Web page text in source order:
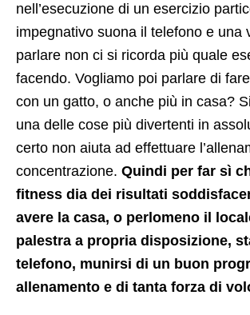
nell’esecuzione di un esercizio
impegnativo suona il telefono e una
parlare non ci si ricorda più quale
facendo. Vogliamo poi parlare di
con un gatto, o anche più in casa?
una delle cose più divertenti in
certo non aiuta ad effettuare
concentrazione. Quindi per far sì
fitness dia dei risultati
avere la casa, o perlomeno il
palestra a propria disposizione,
telefono, munirsi di un buon
allenamento e di tanta forza di